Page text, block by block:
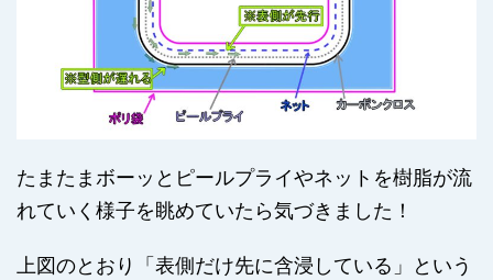
たまたまボーッとピールプライやネットを樹脂が流
れていく様子を眺めていたら気づきました！
上図のとおり「表側だけ先に含浸している」という